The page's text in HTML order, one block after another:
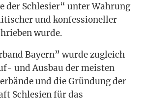
der Schle­si­er“ unter Wah­rung
und kon­fes­sio­nel­ler
wurde.
Bay­ern” wur­de zugleich
und Aus­bau der meis­ten
und die Grün­dung der
Schle­si­en für das